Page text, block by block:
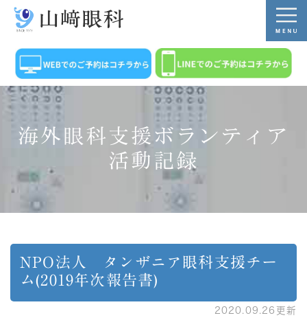
海外眼科支援ボランティア
活動記録
NPO法人 タンザニア眼科支援チー
ム(2019年次報告書)
2020.09.26更新